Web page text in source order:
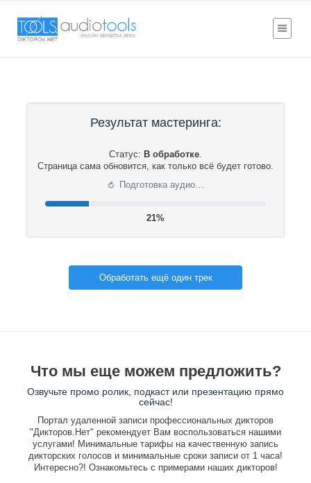
Результат мастеринга:
Статус: В обработке.
Страница сама обновится, как только всё будет готово.
⟳ Подготовка аудио…
21%
Обработать ещё один трек
Что мы еще можем предложить?
Озвучьте промо ролик, подкаст или презентацию прямо
сейчас!
Портал удаленной записи профессиональных дикторов
"Дикторов.Нет" рекомендует Вам воспользоваться нашими
услугами! Минимальные тарифы на качественную запись
дикторских голосов и минимальные сроки записи от 1 часа!
Интересно?! Ознакомьтесь с примерами наших дикторов!